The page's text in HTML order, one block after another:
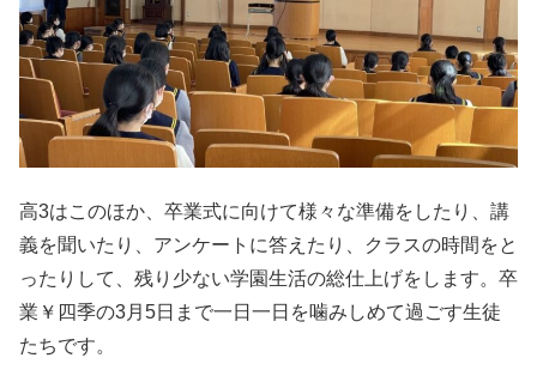
高3はこのほか、卒業式に向けて様々な準備をしたり、講
義を聞いたり、アンケートに答えたり、クラスの時間をと
ったりして、残り少ない学園生活の総仕上げをします。卒
業￥四季の3月5日まで一日一日を噛みしめて過ごす生徒
たちです。